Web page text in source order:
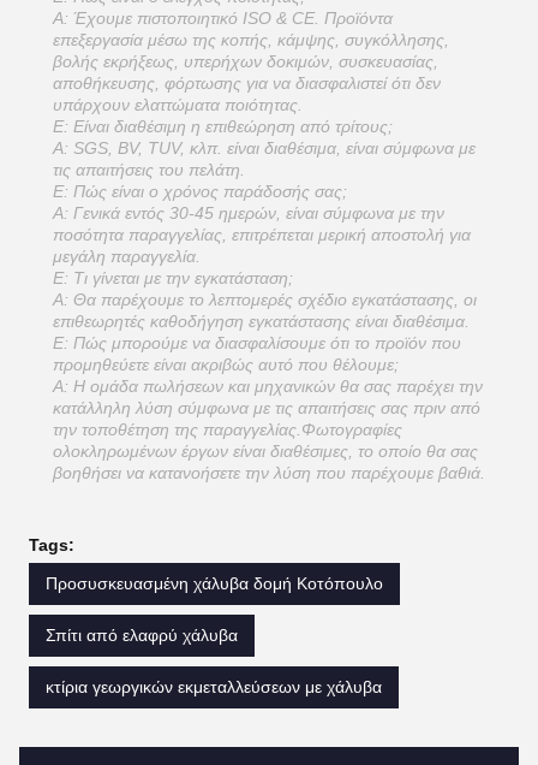
Α: Έχουμε πιστοποιητικό ISO & CE. Προϊόντα
επεξεργασία μέσω της κοπής, κάμψης, συγκόλλησης,
βολής εκρήξεως, υπερήχων δοκιμών, συσκευασίας,
αποθήκευσης, φόρτωσης για να διασφαλιστεί ότι δεν
υπάρχουν ελαττώματα ποιότητας.
Ε: Είναι διαθέσιμη η επιθεώρηση από τρίτους;
Α: SGS, BV, TUV, κλπ. είναι διαθέσιμα, είναι σύμφωνα με
τις απαιτήσεις του πελάτη.
Ε: Πώς είναι ο χρόνος παράδοσής σας;
Α: Γενικά εντός 30-45 ημερών, είναι σύμφωνα με την
ποσότητα παραγγελίας, επιτρέπεται μερική αποστολή για
μεγάλη παραγγελία.
Ε: Τι γίνεται με την εγκατάσταση;
Α: Θα παρέχουμε το λεπτομερές σχέδιο εγκατάστασης, οι
επιθεωρητές καθοδήγηση εγκατάστασης είναι διαθέσιμα.
Ε: Πώς μπορούμε να διασφαλίσουμε ότι το προϊόν που
προμηθεύετε είναι ακριβώς αυτό που θέλουμε;
Α: Η ομάδα πωλήσεων και μηχανικών θα σας παρέχει την
κατάλληλη λύση σύμφωνα με τις απαιτήσεις σας πριν από
την τοποθέτηση της παραγγελίας.Φωτογραφίες
ολοκληρωμένων έργων είναι διαθέσιμες, το οποίο θα σας
βοηθήσει να κατανοήσετε την λύση που παρέχουμε βαθιά.
Tags:
Προσυσκευασμένη χάλυβα δομή Κοτόπουλο
Σπίτι από ελαφρύ χάλυβα
κτίρια γεωργικών εκμεταλλεύσεων με χάλυβα